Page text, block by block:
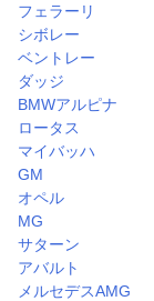
フェラーリ
シボレー
ベントレー
ダッジ
BMWアルピナ
ロータス
マイバッハ
GM
オペル
MG
サターン
アバルト
メルセデスAMG